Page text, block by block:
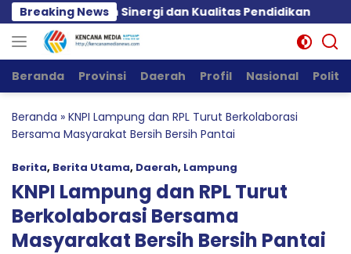
Langsung
ke
konten
Breaking News
Tekankan Sinergi dan Kualitas Pendidikan
Beranda Provinsi Daerah Profil Nasional Politik
Beranda » KNPI Lampung dan RPL Turut Berkolaborasi
Bersama Masyarakat Bersih Bersih Pantai
Berita, Berita Utama, Daerah, Lampung
KNPI Lampung dan RPL Turut
Berkolaborasi Bersama
Masyarakat Bersih Bersih Pantai